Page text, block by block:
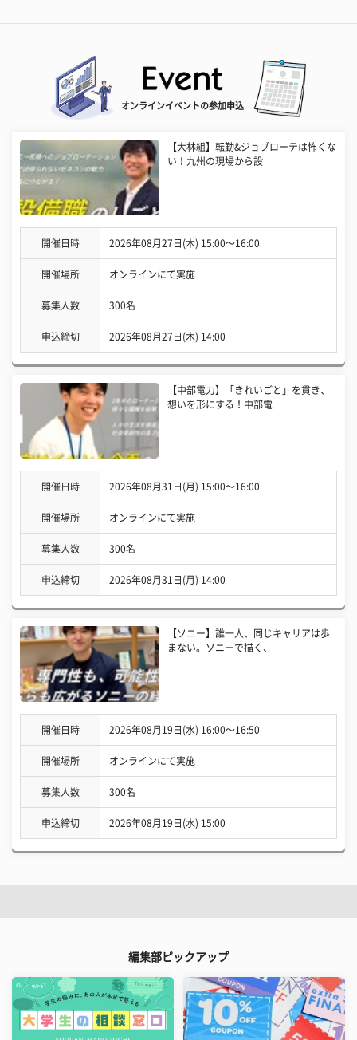
オンラインイベントの参加申込
【大林組】転勤&ジョブローテは怖くな
い！九州の現場から設
開催日時 2026年08月27日(木) 15:00〜16:00
開催場所 オンラインにて実施
募集人数 300名
申込締切 2026年08月27日(木) 14:00
【中部電力】「きれいごと」を貫き、
想いを形にする！中部電
開催日時 2026年08月31日(月) 15:00〜16:00
開催場所 オンラインにて実施
募集人数 300名
申込締切 2026年08月31日(月) 14:00
【ソニー】誰一人、同じキャリアは歩
まない。ソニーで描く、
開催日時 2026年08月19日(水) 16:00〜16:50
開催場所 オンラインにて実施
募集人数 300名
申込締切 2026年08月19日(水) 15:00
編集部ピックアップ